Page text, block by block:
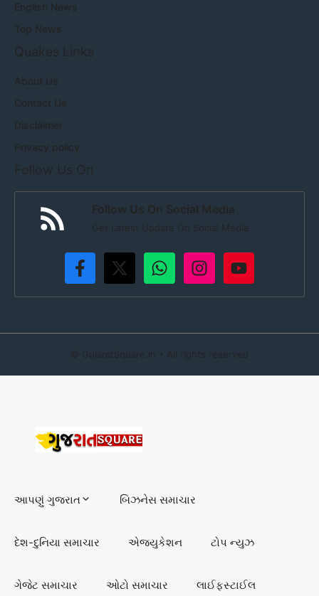
English News
Top News
Quakes Links
About Us
Contact Us
Disclaimer
Privacy policy
Follow Us On
Follow Us On Social Media
Get Latest Update On Social Media
© GujaratSquare.in • All rights reserved
આપણું ગુજરાત બિઝનેસ સમાચાર
દેશ-દુનિયા સમાચાર એજ્યુકેશન ટોપ ન્યુઝ
ગેજેટ સમાચાર ઓટો સમાચાર લાઈફસ્ટાઈલ